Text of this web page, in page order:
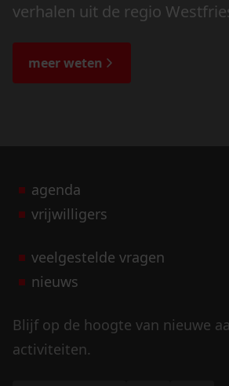
verhalen uit de regio
de bijzondere verhalen.
meer weten
agenda
vrijwilligers
veelgestelde vragen
nieuws
Blijf op de hoogte van nieuwe
activiteiten.